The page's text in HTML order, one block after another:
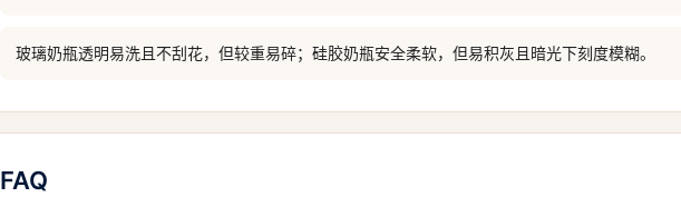
玻璃奶瓶透明易洗且不刮花，但较重易碎；硅胶奶瓶安全柔软，但易积灰且暗光下刻度模糊。
FAQ